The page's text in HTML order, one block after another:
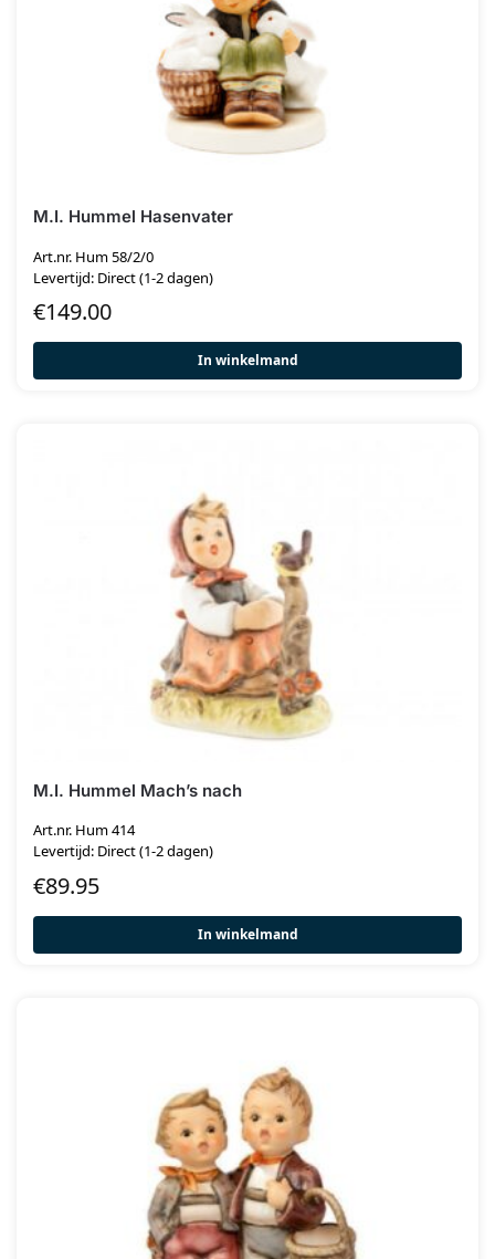
M.I. Hummel Hasenvater
Art.nr. Hum 58/2/0
Levertijd: Direct (1-2 dagen)
€149.00
In winkelmand
M.I. Hummel Mach’s nach
Art.nr. Hum 414
Levertijd: Direct (1-2 dagen)
€89.95
In winkelmand